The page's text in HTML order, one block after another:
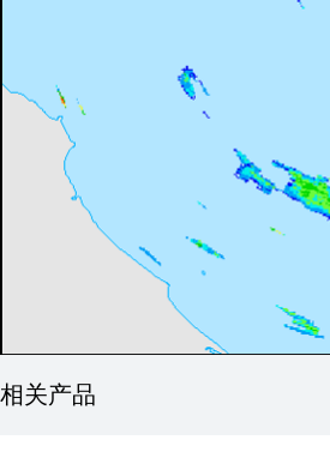
相关产品